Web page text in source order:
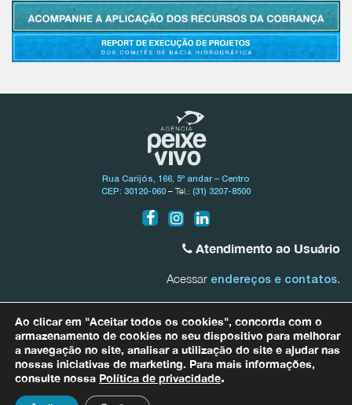
Rua Carijós, 166, 5º andar – Centro
CEP: 30120-060 – Tel.: (31) 3207-8500
Atendimento ao Usuário
Acessar endereços e contatos.
0800.031.1607
Bacias Afluentes Mineiras do Rio São Francisco0800.031.1608
Para quaisquer informações relacionadas a dados pessoais entre em
contato com nosso Encarregado de Proteção de Dados (DPO) por meio
Ao clicar em "Aceitar todos os cookies", concorda com o
armazenamento de cookies no seu dispositivo para melhorar
a navegação no site, analisar a utilização do site e ajudar nas
nossas iniciativas de marketing. Para mais informações,
consulte nossa Política de privacidade.